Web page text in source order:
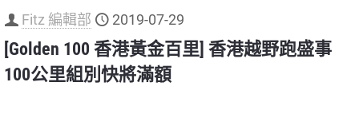
Fitz 編輯部 2019-07-29
[Golden 100 香港黃金百里] 香港越野跑盛事
100公里組別快將滿額